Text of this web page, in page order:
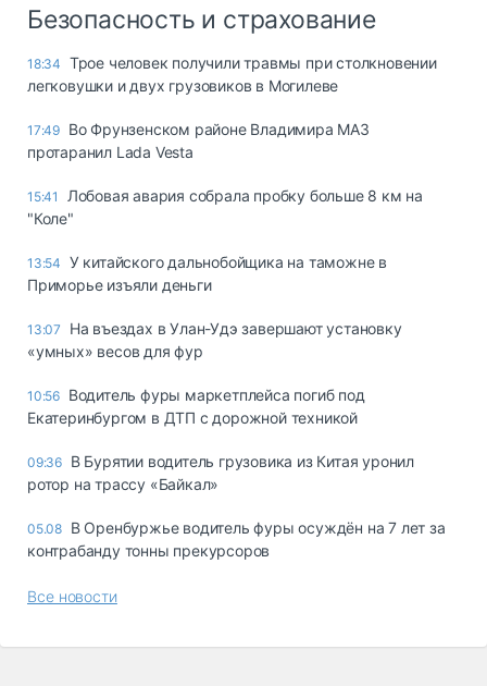
Безопасность и страхование
18:34 Трое человек получили травмы при столкновении
легковушки и двух грузовиков в Могилеве
17:49 Во Фрунзенском районе Владимира МАЗ
протаранил Lada Vesta
15:41
Лобовая авария собрала пробку больше 8 км на
"Коле"
13:54 У китайского дальнобойщика на таможне в
Приморье изъяли деньги
13:07
Ha въeздax в Улaн-Удэ зaвepшaют ycтaнoвкy
«yмныx» вecoв для фyp
10:56 Водитель фуры маркетплейса погиб под
Екатеринбургом в ДТП с дорожной техникой
09:36 В Бурятии водитель грузовика из Китая уронил
ротор на трассу «Байкал»
05.08 В Оренбуржье водитель фуры осуждён на 7 лет за
контрабанду тонны прекурсоров
Все новости